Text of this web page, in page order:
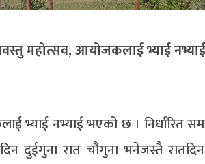
भ्याई नभ्याई
भ्याई नभ्याई भएको छ । निर्धारित
दुईगुना रात चौगुना भनेजस्तै